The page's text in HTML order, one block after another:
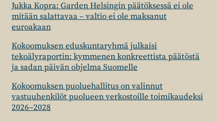
Jukka Kopra: Garden Helsingin päätöksessä ei ole
mitään salattavaa – valtio ei ole maksanut
euroakaan
Kokoomuksen eduskuntaryhmä julkaisi
tekoälyraportin: kymmenen konkreettista päätöstä
ja sadan päivän ohjelma Suomelle
Kokoomuksen puoluehallitus on valinnut
vastuuhenkilöt puolueen verkostoille toimikaudeksi
2026–2028